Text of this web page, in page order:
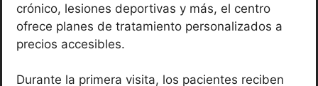
crónico, lesiones deportivas y más, el centro
ofrece planes de tratamiento personalizados a
precios accesibles.
Durante la primera visita, los pacientes reciben